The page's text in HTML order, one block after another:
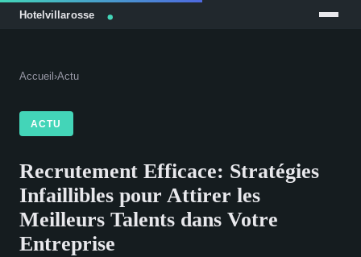
Accueil ›Actu
ACTU
Recrutement Efficace: Stratégies
Infaillibles pour Attirer les
Meilleurs Talents dans Votre
Entreprise